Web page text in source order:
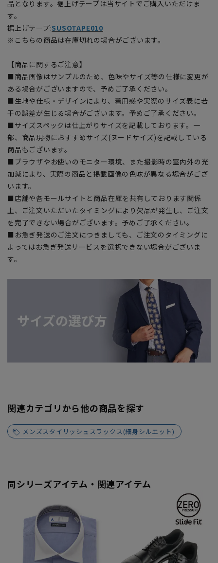
品となります。裾上げテープは当サイトでご購入いただけま
す。
裾上げテープ:SUSOTAPE010
※こちらの商品は在庫切れの場合がございます。
【商品に関するご注意】
■商品画像はサンプルのため、色味やサイズ等の仕様に変更が
ある場合がございますので、予めご了承ください。
■生地や仕様・デザインにより、着用感や実際のサイズ表に若
干の誤差が生じる場合がございます。予めご了承ください。
■サイズスペックは仕上がりサイズを記載しております。一
部、商品現物におすすめサイズ(ヌードサイズ)を記載している
商品もございます。
■ブラウザやお使いのモニター環境、また撮影時の室内外の光
加減により、実際の商品と掲載画像の色味が異なる場合がござ
います。
■店舗や各モールサイトと商品在庫を共有しております関係
上、ご注文いただいたタイミングにより欠品が発生し、ご注文
を完了できない場合がございます。予めご了承ください。
■お急ぎ発送のご注文につきましても、ご注文のタイミングに
よってはお急ぎ発送サービスを選択できない場合がございま
す。
関連カテゴリから他の商品を探す
メンズスタイリッシュスラックス(細身シルエット)
同シリーズアイテム・関連アイテム